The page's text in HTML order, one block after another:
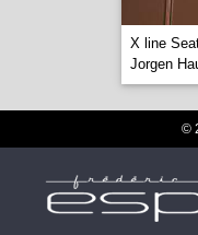
X line
Jorgen
©